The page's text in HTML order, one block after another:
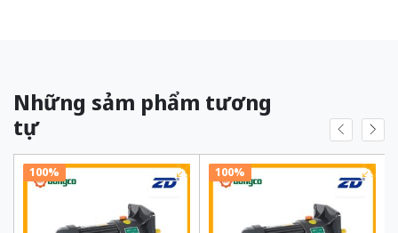
Những sảm phẩm tương
tự
100% 100%